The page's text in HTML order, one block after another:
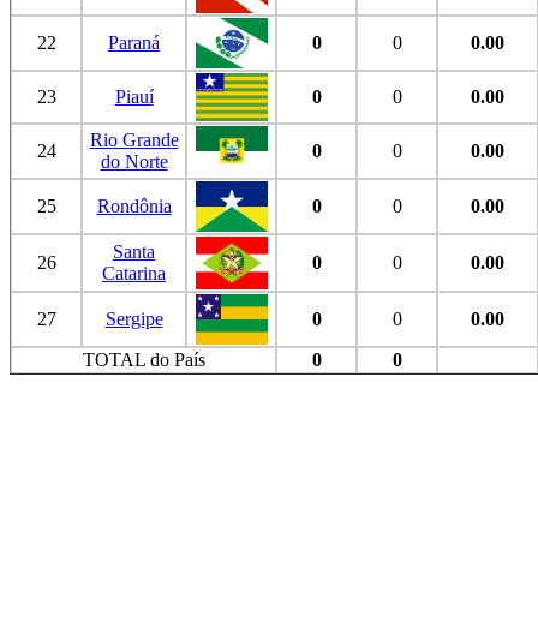
22 Paraná 0 0 0.00
23 Piauí 0 0 0.00
24
Rio Grande
do Norte
0 0 0.00
25 Rondônia 0 0 0.00
26
Santa
Catarina
0 0 0.00
27 Sergipe 0 0
0.00
TOTAL do País
0 0